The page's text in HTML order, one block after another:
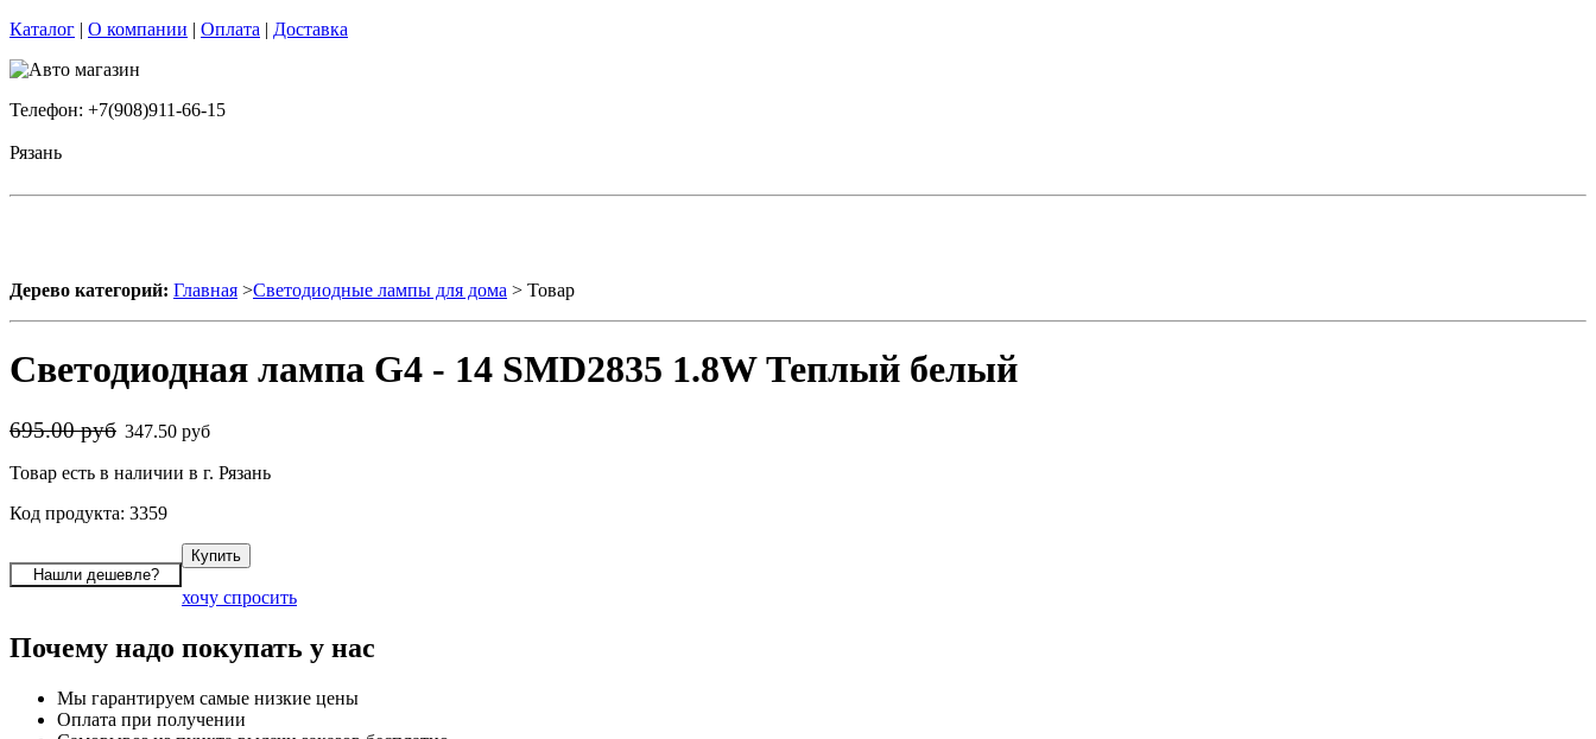
Каталог | О компании | Оплата | Доставка
Телефон: +7(908)911-66-15
Рязань
Дерево категорий: Главная >Светодиодные лампы для дома > Товар
Светодиодная лампа G4 - 14 SMD2835 1.8W Теплый белый
695.00 руб 347.50 руб
Товар есть в наличии в г. Рязань
Код продукта: 3359
хочу спросить
Почему надо покупать у нас
Мы гарантируем самые низкие цены
Оплата при получении